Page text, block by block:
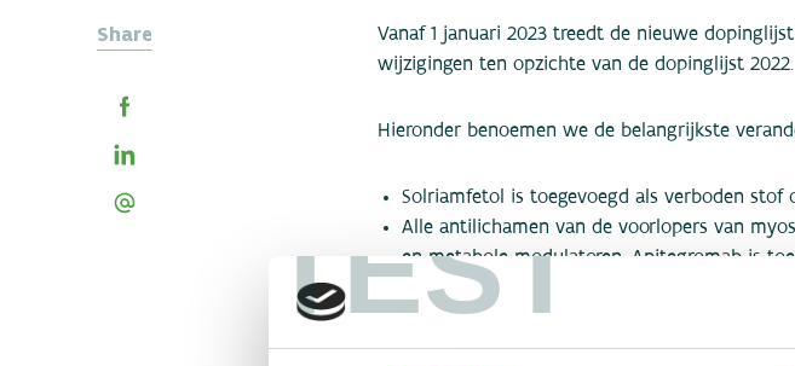
TEST
Share
Vanaf 1 januari 2023 treedt de nieuwe
wijzigingen ten opzichte van de dopinglijst 2022.
Hieronder benoemen we de belangrijkste
Solriamfetol is toegevoegd als verboden stof
Alle antilichamen van de voorlopers van
en metabole modulatoren. Apitegromab is
Minigolf (World Mini-Golf Federation, WMF)
(Categorie P1) verboden zijn
Bètablokkers zijn niet meer alleen binnen